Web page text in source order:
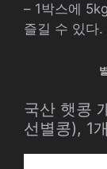
– 1박스에
즐길 수 있다.
국산 햇콩
선별콩), 1